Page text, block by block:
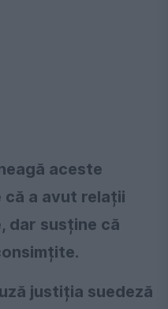
aceste
că a avut relații
dar susține că
justiția suedeză